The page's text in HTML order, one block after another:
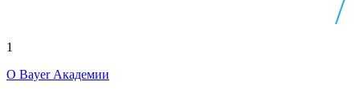
1
О Bayer Академии